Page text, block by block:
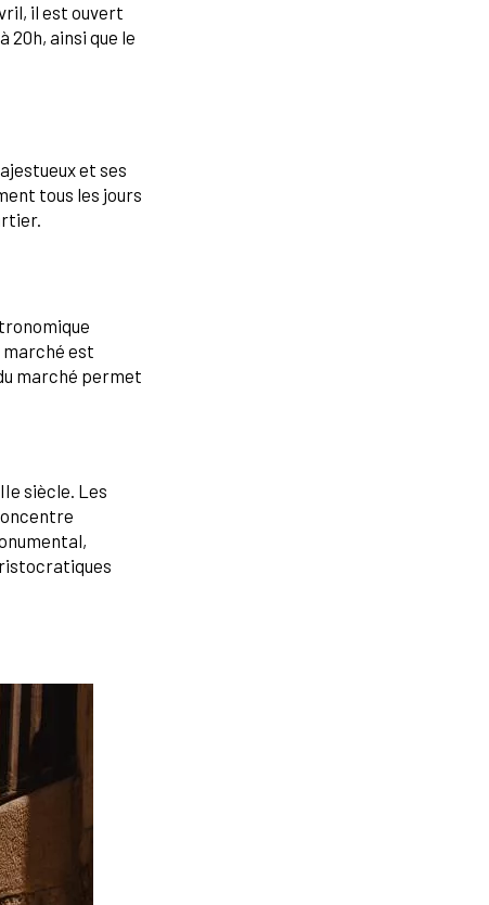
il est ouvert
20h, ainsi que le
et ses
tous les jours
est
marché permet
siècle. Les